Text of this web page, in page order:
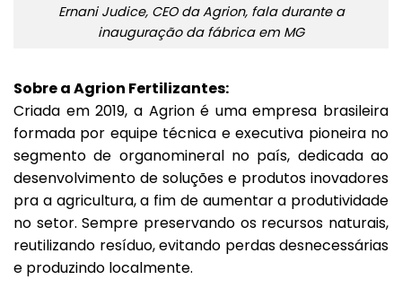
Ernani Judice, CEO da Agrion, fala durante a
inauguração da fábrica em MG
Sobre a Agrion Fertilizantes:
Criada em 2019, a Agrion é uma empresa brasileira
formada por equipe técnica e executiva pioneira no
segmento de organomineral no país, dedicada ao
desenvolvimento de soluções e produtos inovadores
pra a agricultura, a fim de aumentar a produtividade
no setor. Sempre preservando os recursos naturais,
reutilizando resíduo, evitando perdas desnecessárias
e produzindo localmente.